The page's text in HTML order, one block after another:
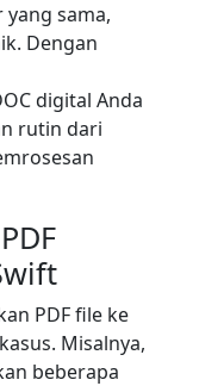
sama,
Dengan
digital Anda
rutin dari
PDF file ke
Misalnya,
beberapa